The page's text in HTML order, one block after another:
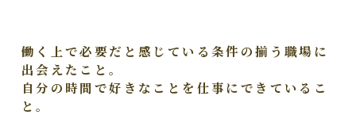
働く上で必要だと感じている条件の揃う職場に
出会えたこと。
自分の時間で好きなことを仕事にできているこ
と。